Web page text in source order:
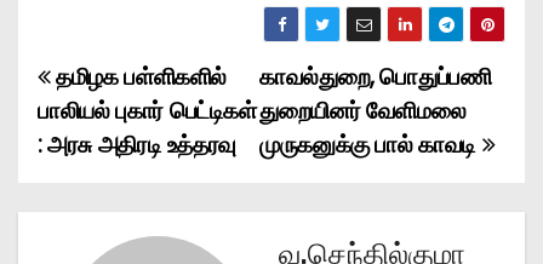
P
o
காவல்துறை, பொதுப்பணி
துறையினர் வேளிமலை
முருகனுக்கு பால் காவடி
தமிழக பள்ளிகளில்
பாலியல் புகார் பெட்டிகள்
: அரசு அதிரடி உத்தரவு
வ.செந்தில்குமா